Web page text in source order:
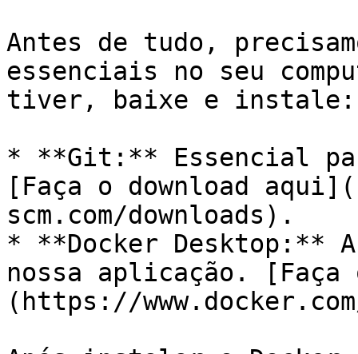
Antes de tudo,
essenciais no seu
tiver, baixe e instale:
* **Git:** Essencial
[Faça o download
scm.com/downloads).
* **Docker Desktop:**
nossa aplicação. [Faça
(https://